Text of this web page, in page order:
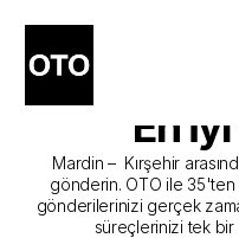
Mardin -
Gönderim
En
Mardin –  Kırşehir
gönderin. OTO ile 35'ten
gönderilerinizi gerçek
süreçlerinizi tek